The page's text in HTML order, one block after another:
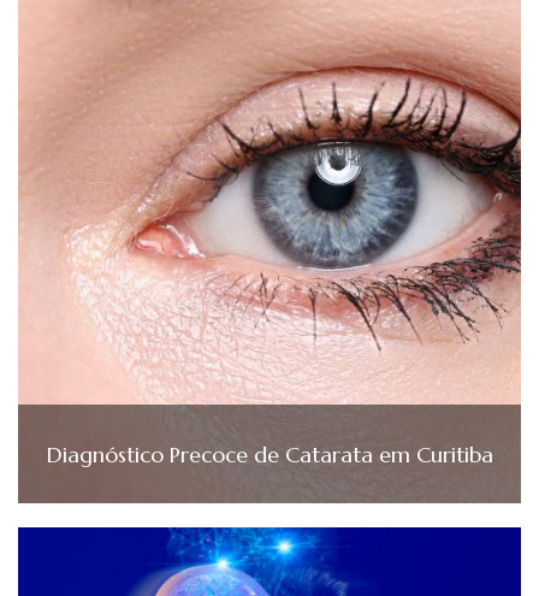
Diagnóstico Precoce de Catarata em Curitiba